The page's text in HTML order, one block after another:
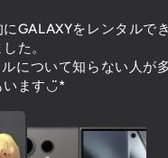
GALAXYをレンタルで
た。
について知らない人が
います◡̈*